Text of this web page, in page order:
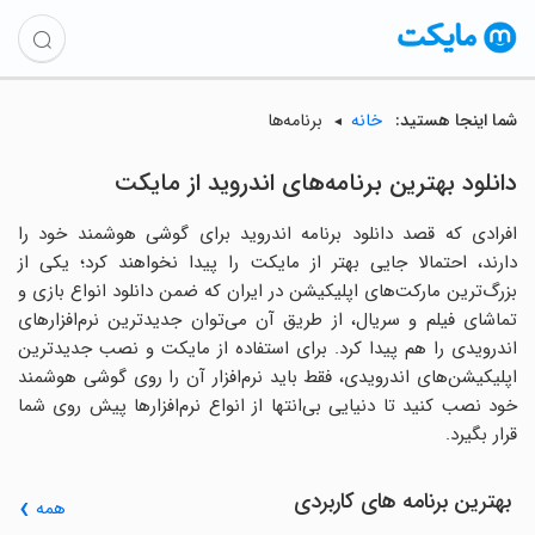
شما اینجا هستید: خانه برنامه‌ها
دانلود بهترین برنامه‌های اندروید از مایکت
افرادی که قصد دانلود برنامه اندروید برای گوشی هوشمند خود را
دارند، احتمالا جایی بهتر از مایکت را پیدا نخواهند کرد؛ یکی از
بزرگ‌ترین مارکت‌های اپلیکیشن در ایران که ضمن دانلود انواع بازی و
تماشای فیلم و سریال، از طریق آن می‌توان جدیدترین نرم‌افزارهای
اندرویدی را هم پیدا کرد. برای استفاده از مایکت و نصب جدیدترین
اپلیکیشن‌های اندرویدی، فقط باید نرم‌افزار آن را روی گوشی هوشمند
خود نصب کنید تا دنیایی بی‌انتها از انواع نرم‌افزارها پیش روی شما
قرار بگیرد.
بهترین برنامه‌ های کاربردی همه